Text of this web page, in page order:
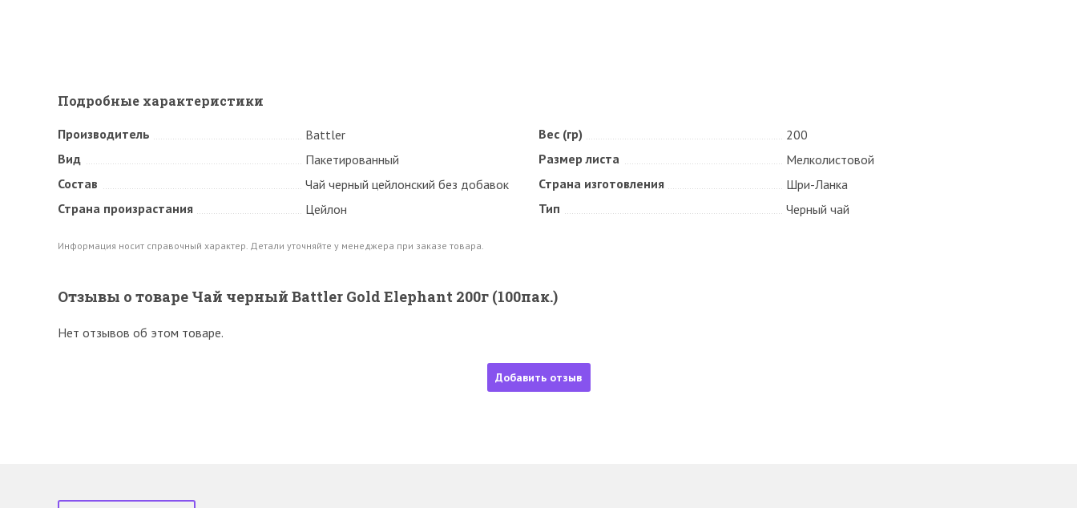
Подробные характеристики
Производитель Battler Вес (гр)
200
Вид
Пакетированный Размер листа
Мелколистовой
Состав
Чай черный цейлонский без добавок Страна изготовления
Шри-Ланка
Страна произрастания
Цейлон Тип Черный чай
Информация носит справочный характер. Детали уточняйте у менеджера при заказе товара.
Отзывы о товаре Чай черный Battler Gold Elephant 200г (100пак.)
Нет отзывов об этом товаре.
Добавить отзыв